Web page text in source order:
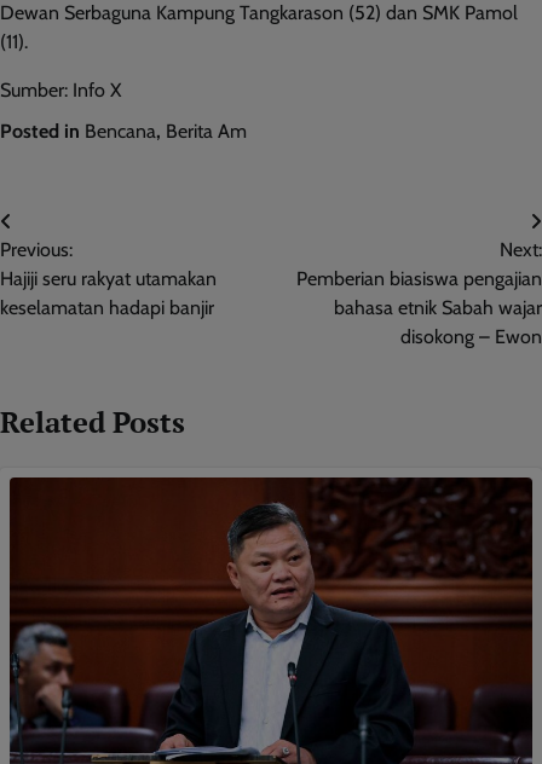
Dewan Serbaguna Kampung Tangkarason (52) dan SMK Pamol
(11).
Sumber: Info X
Posted in Bencana, Berita Am
Post
navigation
Previous:
Hajiji seru rakyat utamakan
keselamatan hadapi banjir
Next:
Pemberian biasiswa pengajian
bahasa etnik Sabah wajar
disokong – Ewon
Related Posts